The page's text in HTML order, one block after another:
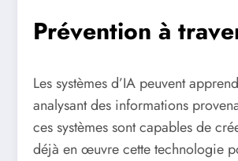
Prévention à
Les systèmes d’IA peuvent
analysant des informations
ces systèmes sont capables de
déjà en œuvre cette technologie